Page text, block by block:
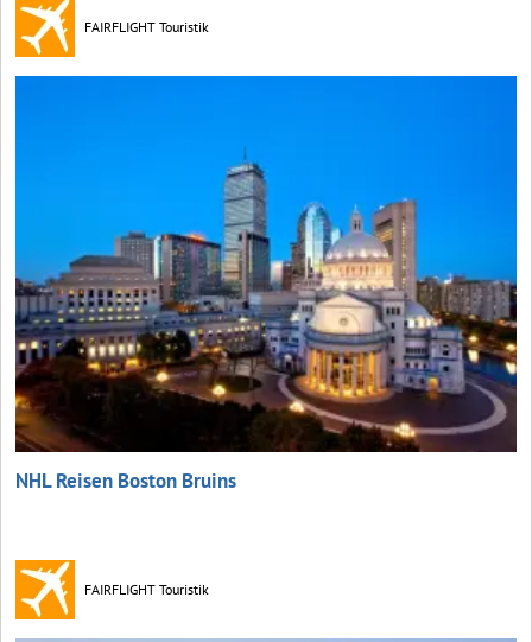
FAIRFLIGHT Touristik
NHL Reisen Boston Bruins
FAIRFLIGHT Touristik